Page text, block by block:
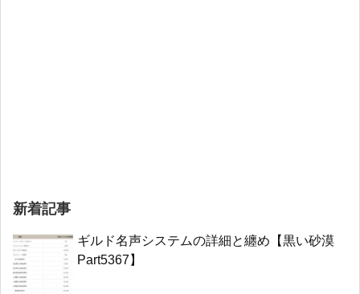
新着記事
ギルド名声システムの詳細と纏め【黒い砂漠
Part5367】